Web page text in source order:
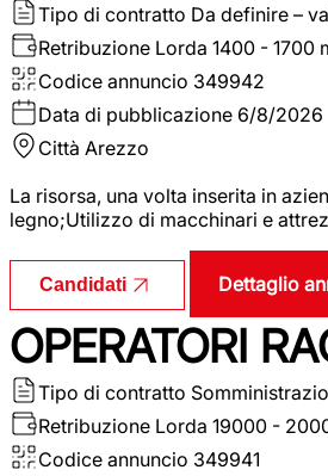
Tipo di contratto Da definire –
Retribuzione Lorda 1400 - 1700
Codice annuncio 349942
Data di pubblicazione 6/8/2026
Città Arezzo
La risorsa, una volta inserita in
legno;Utilizzo di macchinari e
Candidati Dettaglio
OPERATORI
Tipo di contratto
Retribuzione Lorda 19000 -
Codice annuncio 349941